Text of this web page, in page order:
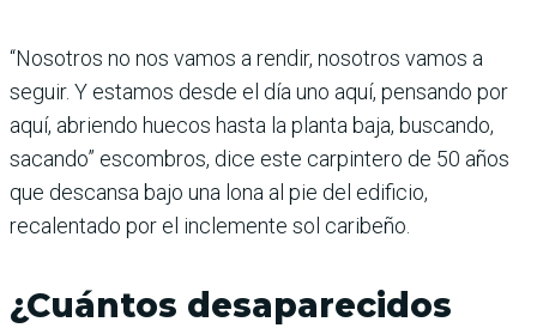
“Nosotros no nos vamos a rendir, nosotros vamos a
seguir. Y estamos desde el día uno aquí, pensando por
aquí, abriendo huecos hasta la planta baja, buscando,
sacando” escombros, dice este carpintero de 50 años
que descansa bajo una lona al pie del edificio,
recalentado por el inclemente sol caribeño.
¿Cuántos desaparecidos